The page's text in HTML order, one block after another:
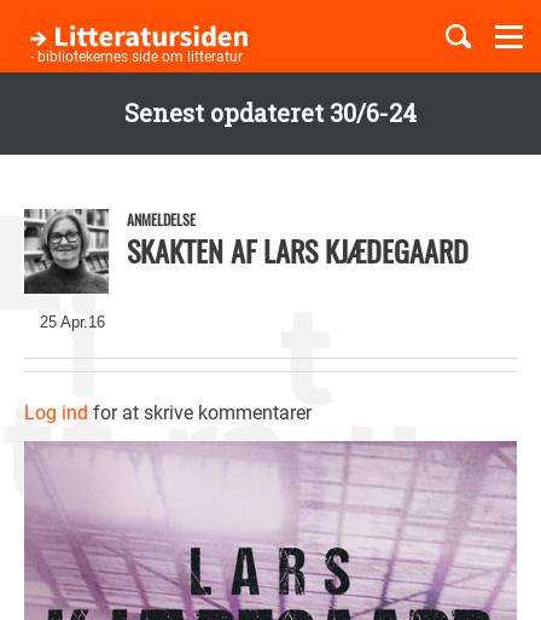
Senest opdateret 30/6-24
hovedindhold
- bibliotekernes side om litteratur
Børnebøger
25 Apr.16
ANMELDELSE
SKAKTEN AF LARS KJÆDEGAARD
Log ind for at skrive kommentarer